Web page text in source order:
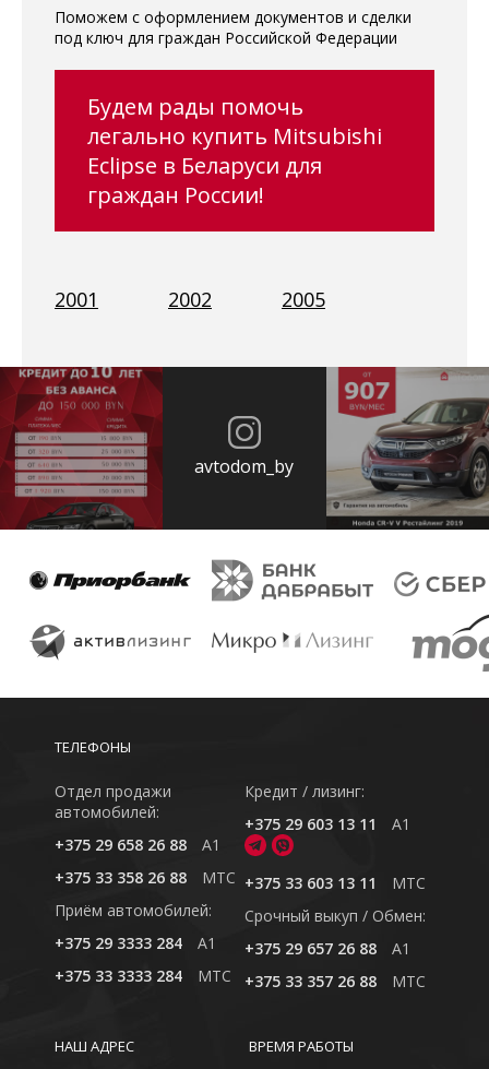
Поможем с оформлением документов и сделки
под ключ для граждан Российской Федерации
Будем рады помочь
легально купить Mitsubishi
Eclipse в Беларуси для
граждан России!
2001 2002 2005
avtodom_by
ТЕЛЕФОНЫ
Отдел продажи
автомобилей:
+375 29 658 26 88
A1
+375 33 358 26 88
MTC
Приём автомобилей:
+375 29 3333 284
A1
+375 33 3333 284
MTC
Кредит / лизинг:
+375 29 603 13 11
A1
+375 33 603 13 11
MTC
Cрочный выкуп / Обмен:
+375 29 657 26 88
A1
+375 33 357 26 88
MTC
ВРЕМЯ РАБОТЫ
НАШ АДРЕС